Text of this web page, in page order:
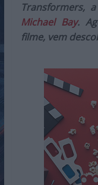
Transformers,
Michael Bay.
filme, vem